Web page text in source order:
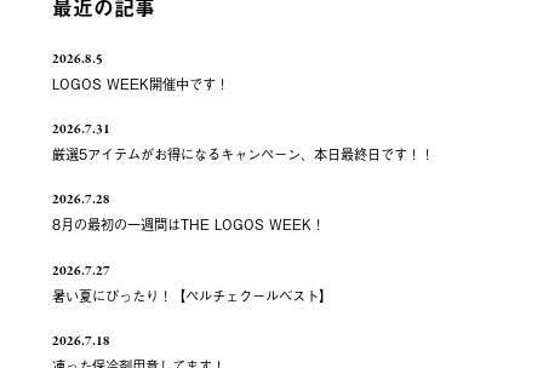
最近の記事
2026.8.5
LOGOS WEEK開催中です！
2026.7.31
厳選5アイテムがお得になるキャンペーン、本日最終日です！！
2026.7.28
8月の最初の一週間はTHE LOGOS WEEK！
2026.7.27
暑い夏にぴったり！【ペルチェクールベスト】
2026.7.18